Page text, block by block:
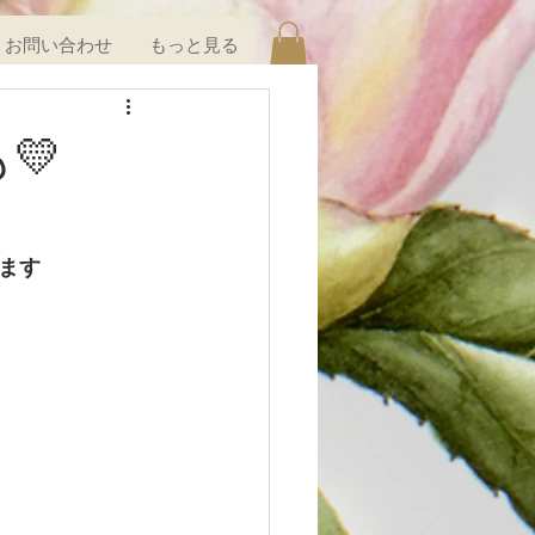
お問い合わせ もっと見る
す